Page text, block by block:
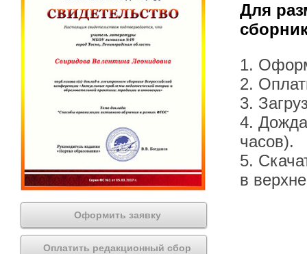
Оформить заявку
Оплатить редакционный сбор
Для
1.
2.
3.
4.
часов).
5.
в